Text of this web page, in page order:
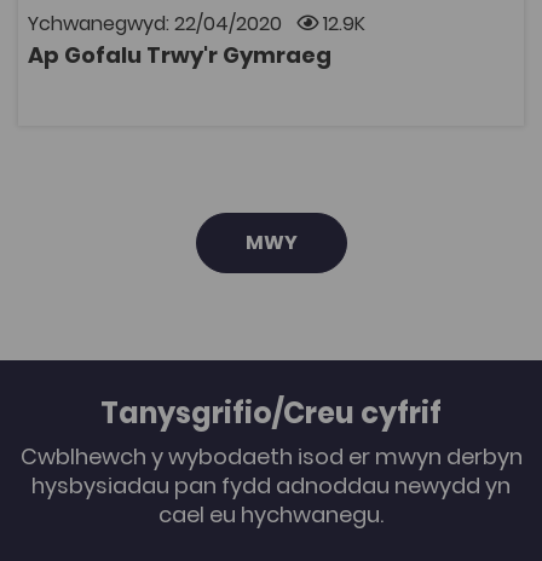
Ychwanegwyd: 22/04/2020 12.9K
Ap Gofalu Trwy'r Gymraeg
Glinigol. Gall defnyddwyr ddewis cuddio neu ddangos y
Saesneg ar y tudalennau wrth i'w Cymraeg wella.
Dyluniwyd, datblygwyd a recordiwyd sain yr ap gan
MWY
Tanysgrifio/Creu cyfrif
Cwblhewch y wybodaeth isod er mwyn derbyn
hysbysiadau pan fydd adnoddau newydd yn
cael eu hychwanegu.